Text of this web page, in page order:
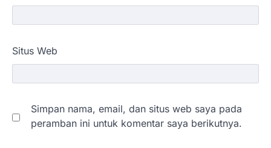
Situs Web
Simpan nama, email, dan situs web saya pada
peramban ini untuk komentar saya berikutnya.